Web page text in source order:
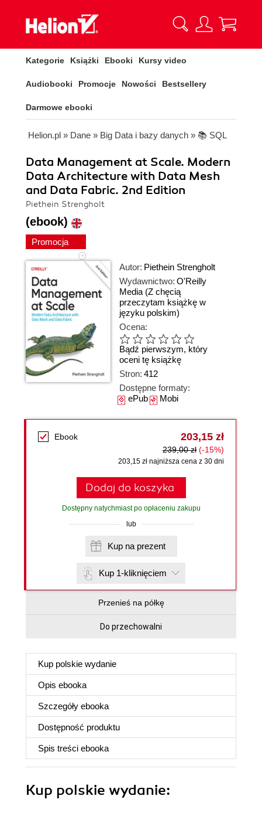
Kategorie Książki Ebooki Kursy video
Audiobooki Promocje Nowości Bestsellery
Darmowe ebooki
Helion.pl » Dane » Big Data i bazy danych » 📚 SQL
Data Management at Scale. Modern
Data Architecture with Data Mesh
and Data Fabric. 2nd Edition
Piethein Strengholt
(ebook)
Promocja
Autor: Piethein Strengholt
Wydawnictwo: O'Reilly
Media (Z chęcią
przeczytam książkę w
języku polskim)
Ocena:
Bądź pierwszym, który
oceni tę książkę
Stron: 412
Dostępne formaty:
ePubMobi
Ebook 203,15 zł
239,00 zł (-15%)
203,15 zł najniższa cena z 30 dni
Dodaj do koszyka
Dostępny natychmiast po opłaceniu zakupu
lub
Kup na prezent
Kup 1-kliknięciem
Przenieś na półkę
Do przechowalni
Kup polskie wydanie
Opis ebooka
Szczegóły ebooka
Dostępność produktu
Spis treści ebooka
Kup polskie wydanie: